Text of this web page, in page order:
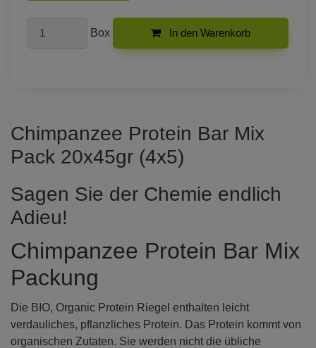
Box In den Warenkorb
Chimpanzee Protein Bar Mix
Pack 20x45gr (4x5)
Sagen Sie der Chemie endlich
Adieu!
Chimpanzee Protein Bar Mix
Packung
Die BIO, Organic Protein Riegel enthalten leicht
verdauliches, pflanzliches Protein. Das Protein kommt von
organischen Zutaten. Sie werden nicht die übliche